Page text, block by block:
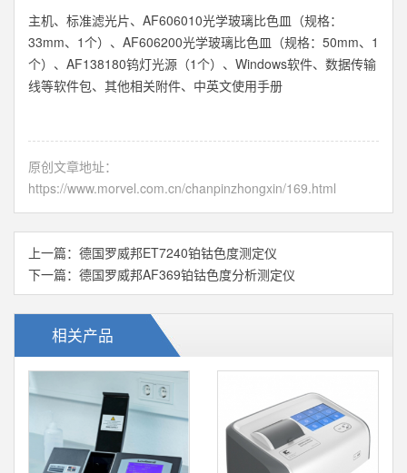
主机、标准滤光片、AF606010光学玻璃比色皿（规格：
33mm、1个）、AF606200光学玻璃比色皿（规格：50mm、1
个）、AF138180钨灯光源（1个）、Windows软件、数据传输
线等软件包、其他相关附件、中英文使用手册
原创文章地址：
https://www.morvel.com.cn/chanpinzhongxin/169.html
上一篇： 德国罗威邦ET7240铂钴色度测定仪
下一篇： 德国罗威邦AF369铂钴色度分析测定仪
相关产品